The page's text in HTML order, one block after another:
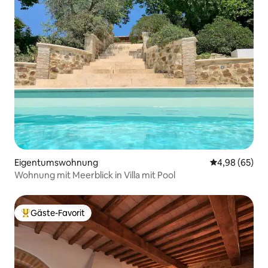
Eigentumswohnung
4,98 (65)
Wohnung mit Meerblick in Villa mit Pool
Beliebter Gäste-Favorit.
Gäste-Favorit